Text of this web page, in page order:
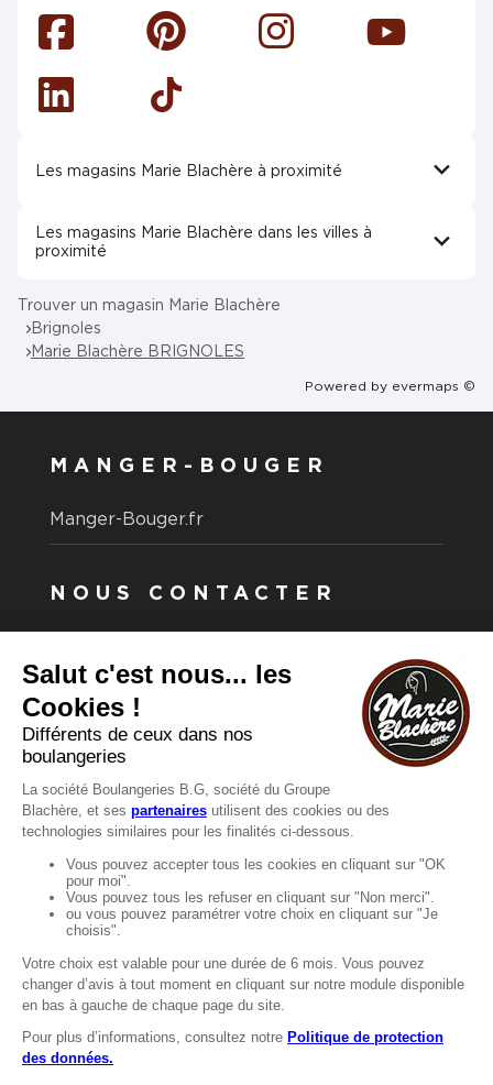
Facebook Pinterest Instagram Youtube
Linkedin Tiktok
Les magasins Marie Blachère à proximité
Les magasins Marie Blachère dans les villes à
proximité
Trouver un magasin Marie Blachère
Brignoles
Marie Blachère BRIGNOLES
Powered by evermaps ©
MANGER-BOUGER
Manger-Bouger.fr
NOUS CONTACTER
Vous souhaitez nous contacter ?
Consultez notre FAQ.
FAQ
Recrutement
MENTIONS
Mentions légales
Protection des données
LignÉthique
Caractéristiques environnementales des